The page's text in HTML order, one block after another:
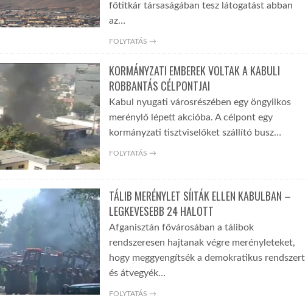
főtitkár társaságában tesz látogatást abban
az…
FOLYTATÁS →
KORMÁNYZATI EMBEREK VOLTAK A KABULI
ROBBANTÁS CÉLPONTJAI
Kabul nyugati városrészében egy öngyilkos
merénylő lépett akcióba. A célpont egy
kormányzati tisztviselőket szállító busz…
FOLYTATÁS →
TÁLIB MERÉNYLET SÍITÁK ELLEN KABULBAN –
LEGKEVESEBB 24 HALOTT
Afganisztán fővárosában a tálibok
rendszeresen hajtanak végre merényleteket,
hogy meggyengítsék a demokratikus rendszert
és átvegyék…
FOLYTATÁS →